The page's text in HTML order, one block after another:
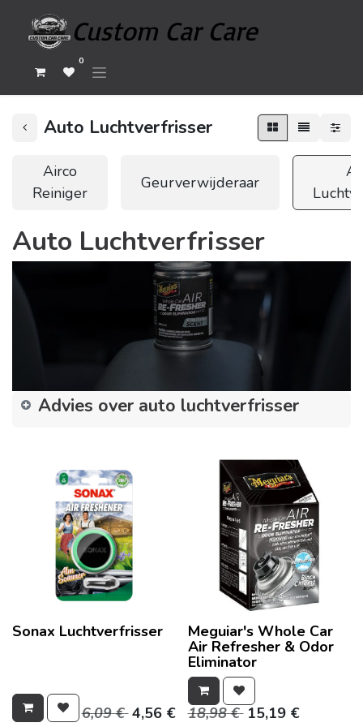
0
Auto Luchtverfrisser
Airco
Reiniger
Geurverwijderaar
Auto Luchtverfrisser
Advies over auto luchtverfrisser
Sonax Luchtverfrisser
6,09€ 4,56€
Meguiar's Whole Car
Air Refresher & Odor
Eliminator
18,98€ 15,19€